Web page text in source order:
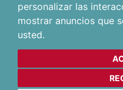
personalizar las
mostrar anuncios que
usted.